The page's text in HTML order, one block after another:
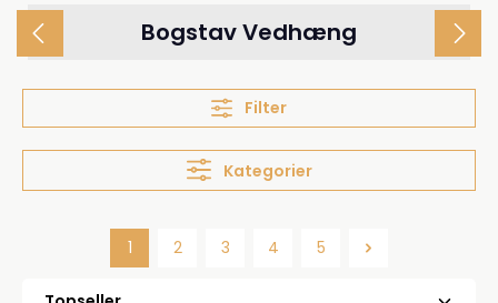
Bogstav Vedhæng
Filter
Kategorier
Side
1 Side
2 Side
3 Side
4 Side
5